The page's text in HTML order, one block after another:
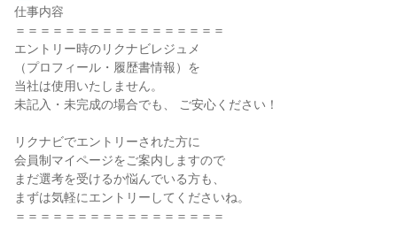
仕事内容
＝＝＝＝＝＝＝＝＝＝＝＝＝＝＝＝＝
エントリー時のリクナビレジュメ
（プロフィール・履歴書情報）を
当社は使用いたしません。
未記入・未完成の場合でも、 ご安心ください！
リクナビでエントリーされた方に
会員制マイページをご案内しますので
まだ選考を受けるか悩んでいる方も、
まずは気軽にエントリーしてくださいね。
＝＝＝＝＝＝＝＝＝＝＝＝＝＝＝＝＝